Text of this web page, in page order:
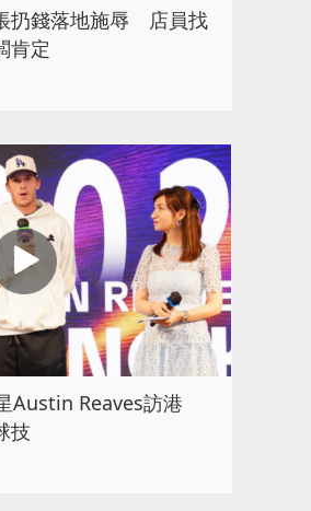
扔錢落地施辱 店員找
肯定
Austin Reaves訪港
技